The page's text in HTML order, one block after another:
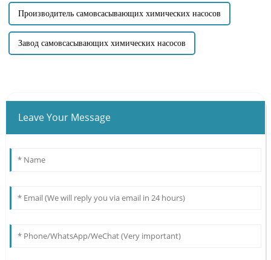
Производитель самовсасывающих химических насосов
Завод самовсасывающих химических насосов
Leave Your Message